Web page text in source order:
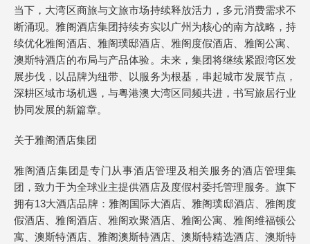
当下，大湾区商旅与文旅市场持续释放活力，多元消费需求不
断涌现。雅阁酒店集团持续夯实以广州为核心的南方战略，持
续优化雅阁酒店、雅阁璞邸酒店、雅阁度假酒店、雅阁公寓、
澳斯特酒店的布局与产品体验。未来，集团将继续紧跟湾区发
展步伐，以品牌为纽带、以服务为根基，串起城市发展节点，
深耕区域市场机遇，与粤港澳大湾区同频共进，书写旅居行业
协同发展的新篇章。
关于雅阁酒店集团
雅阁酒店集团是专门从事酒店管理及相关服务的酒店管理集
团，致力于为全球业主提供酒店及度假村委托管理服务。旗下
拥有13大酒店品牌：雅阁国际大酒店、雅阁璞邸酒店、雅阁度
假酒店、雅阁酒店、雅阁欢聚酒店、雅阁公寓、雅阁维福顿公
寓、澳斯特酒店、雅阁澳斯特酒店、澳斯特精选酒店、澳斯特